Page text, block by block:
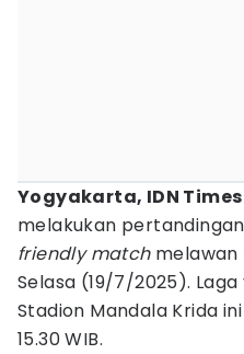
Yogyakarta, IDN
melakukan
friendly matchmelawan
Selasa (19/7/2025).
Stadion Mandala Krida
15.30 WIB.